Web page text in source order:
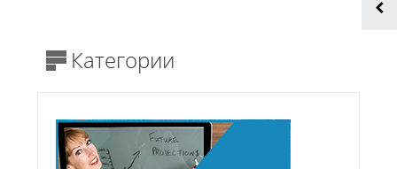
Категории